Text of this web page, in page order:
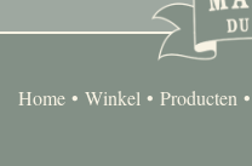
Home Winkel Producten